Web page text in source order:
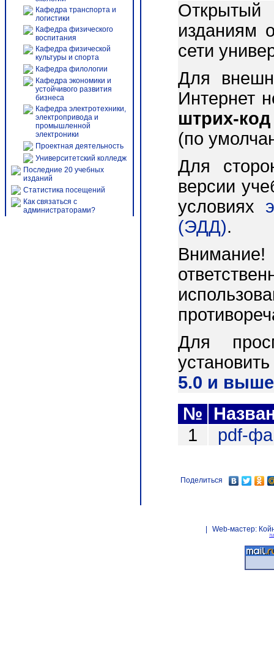
Кафедра транспорта и
логистики
Кафедра физического
воспитания
Кафедра физической
культуры и спорта
Кафедра филологии
Кафедра экономики и
устойчивого развития
бизнеса
Кафедра электротехники,
электропривода и
промышленной
электроники
Проектная деятельность
Университетский колледж
Последние 20 учебных
изданий
Статистика посещений
Как связаться с
администраторами?
Открытый
изданиям
сети
Для
Интернет
штрих-код
(по
Для
версии
условиях
(ЭДД).
Для
5.0 и
№
1
pdf-
Поделиться
Web-мастер: